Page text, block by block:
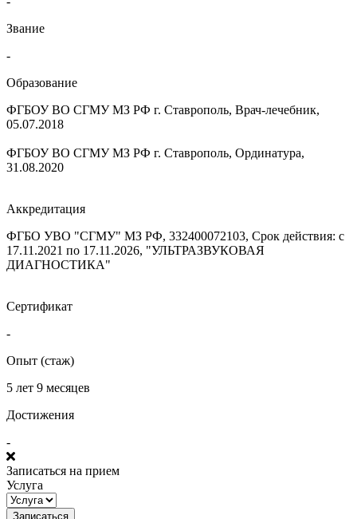
Звание
-
Образование
ФГБОУ ВО СГМУ МЗ РФ г. Ставрополь, Врач-лечебник,
05.07.2018
ФГБОУ ВО СГМУ МЗ РФ г. Ставрополь, Ординатура,
31.08.2020
Аккредитация
ФГБО УВО "СГМУ" МЗ РФ, 332400072103, Срок действия: с
17.11.2021 по 17.11.2026, "УЛЬТРАЗВУКОВАЯ
ДИАГНОСТИКА"
Сертификат
-
Опыт (стаж)
5 лет 9 месяцев
Достижения
-
Записаться на прием
Услуга